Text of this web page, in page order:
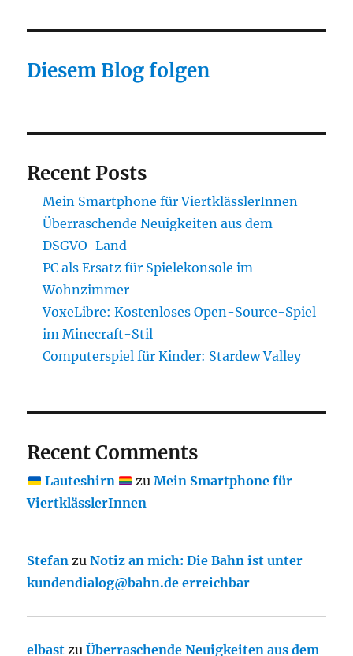
Diesem Blog folgen
Recent Posts
Mein Smartphone für ViertklässlerInnen
Überraschende Neuigkeiten aus dem
DSGVO-Land
PC als Ersatz für Spielekonsole im
Wohnzimmer
VoxeLibre: Kostenloses Open-Source-Spiel
im Minecraft-Stil
Computerspiel für Kinder: Stardew Valley
Recent Comments
Lauteshirn zu Mein Smartphone für
ViertklässlerInnen
Stefan zuNotiz an mich: Die Bahn ist unter
kundendialog@bahn.de erreichbar
elbast zuÜberraschende Neuigkeiten aus dem